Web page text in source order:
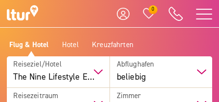
0
Flug & Hotel Hotel Kreuzfahrten
Reiseziel/Hotel
The Nine Lifestyle Experience
Abflughafen
beliebig
Reisezeitraum Zimmer